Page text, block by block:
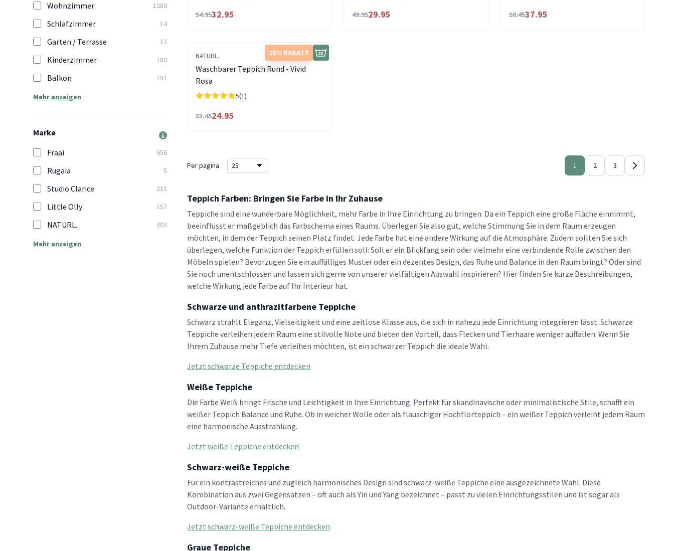
Wohnzimmer
1280
Schlafzimmer 14
Garten / Terrasse 17
Kinderzimmer 180
Balkon 151
Mehr anzeigen
Marke
Fraai
656
Rugaia 5
Studio Clarice 211
Little Olly 157
NATURL. 303
Mehr anzeigen
54.9532.95 49.9529.95 50.4537.95
25% RABATT
NATURL.
Waschbarer Teppich Rund - Vivid
Rosa
5(1)
33.4524.95
Per pagina 1 2 3
Teppich Farben: Bringen Sie Farbe in Ihr Zuhause
Teppiche sind eine wunderbare Möglichkeit, mehr Farbe in Ihre Einrichtung zu bringen. Da ein Teppich eine große Fläche einnimmt,
beeinflusst er maßgeblich das Farbschema eines Raums. Überlegen Sie also gut, welche Stimmung Sie in dem Raum erzeugen
möchten, in dem der Teppich seinen Platz findet. Jede Farbe hat eine andere Wirkung auf die Atmosphäre. Zudem sollten Sie sich
überlegen, welche Funktion der Teppich erfüllen soll: Soll er ein Blickfang sein oder vielmehr eine verbindende Rolle zwischen den
Möbeln spielen? Bevorzugen Sie ein auffälliges Muster oder ein dezentes Design, das Ruhe und Balance in den Raum bringt? Oder sind
Sie noch unentschlossen und lassen sich gerne von unserer vielfältigen Auswahl inspirieren? Hier finden Sie kurze Beschreibungen,
welche Wirkung jede Farbe auf Ihr Interieur hat.
Schwarze und anthrazitfarbene Teppiche
Schwarz strahlt Eleganz, Vielseitigkeit und eine zeitlose Klasse aus, die sich in nahezu jede Einrichtung integrieren lässt. Schwarze
Teppiche verleihen jedem Raum eine stilvolle Note und bieten den Vorteil, dass Flecken und Tierhaare weniger auffallen. Wenn Sie
Ihrem Zuhause mehr Tiefe verleihen möchten, ist ein schwarzer Teppich die ideale Wahl.
Jetzt schwarze Teppiche entdecken
Weiße Teppiche
Die Farbe Weiß bringt Frische und Leichtigkeit in Ihre Einrichtung. Perfekt für skandinavische oder minimalistische Stile, schafft ein
weißer Teppich Balance und Ruhe. Ob in weicher Wolle oder als flauschiger Hochflorteppich – ein weißer Teppich verleiht jedem Raum
eine harmonische Ausstrahlung.
Jetzt weiße Teppiche entdecken
Schwarz-weiße Teppiche
Für ein kontrastreiches und zugleich harmonisches Design sind schwarz-weiße Teppiche eine ausgezeichnete Wahl. Diese
Kombination aus zwei Gegensätzen – oft auch als Yin und Yang bezeichnet – passt zu vielen Einrichtungsstilen und ist sogar als
Outdoor-Variante erhältlich.
Jetzt schwarz-weiße Teppiche entdecken
Graue Teppiche